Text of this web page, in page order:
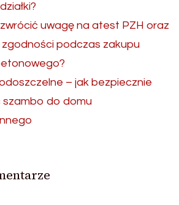
uwagę na atest PZH oraz
podczas zakupu
– jak bezpiecznie
szambo do domu